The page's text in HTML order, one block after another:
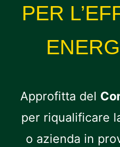
PER
Approfitta del
per riqualificare
o azienda in